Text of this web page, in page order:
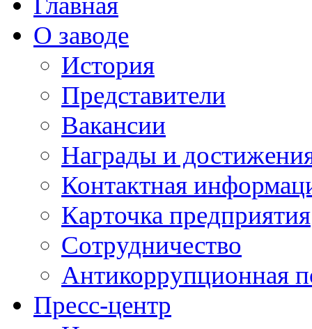
О заводе
История
Представители
Вакансии
Награды и
Контактная
Карточка предприятия
Сотрудничество
Антикоррупционная
Пресс-центр